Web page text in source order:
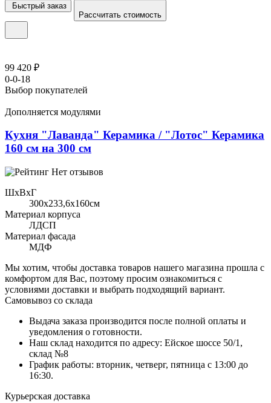
Быстрый заказ
Рассчитать стоимость
99 420 ₽
0-0-18
Выбор покупателей
Дополняется модулями
Кухня "Лаванда" Керамика / "Лотос" Керамика
160 см на 300 см
Нет отзывов
ШхВхГ
300x233,6х160см
Материал корпуса
ЛДСП
Материал фасада
МДФ
Мы хотим, чтобы доставка товаров нашего магазина прошла с
комфортом для Вас, поэтому просим ознакомиться с
условиями доставки и выбрать подходящий вариант.
Самовывоз со склада
Выдача заказа производится после полной оплаты и
уведомления о готовности.
Наш склад находится по адресу: Ейское шоссе 50/1,
склад №8
График работы: вторник, четверг, пятница с 13:00 до
16:30.
Курьерская доставка